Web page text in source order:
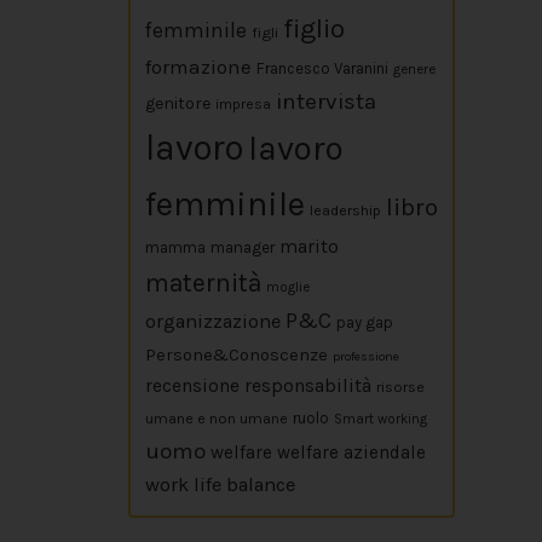
femminile figli figlio
formazione Francesco Varanini genere
genitore impresa intervista
lavoro lavoro
femminile leadership libro
mamma manager marito
maternità moglie
organizzazione P&C pay gap
Persone&Conoscenze professione
recensione responsabilità risorse
umane e non umane ruolo Smart working
uomo welfare welfare aziendale
work life balance